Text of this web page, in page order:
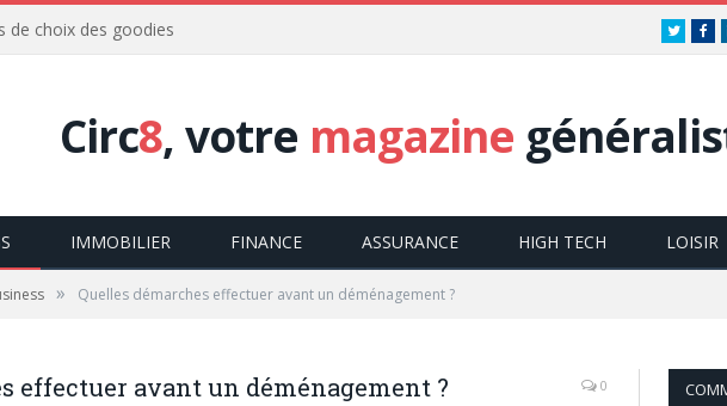
de choix des goodies Twitter
Circ8, votre magazine
IMMOBILIER FINANCE ASSURANCE HIGH TECH LOISIR
» Quelles démarches effectuer avant un déménagement ?
effectuer avant un déménagement ? 0